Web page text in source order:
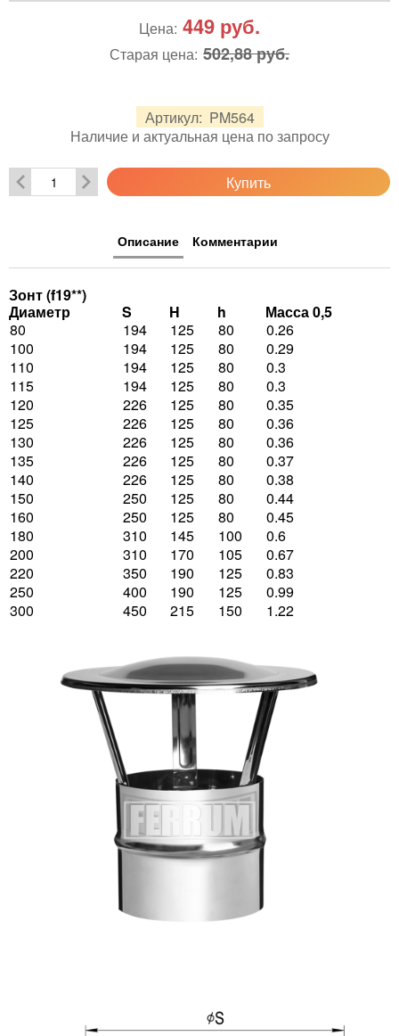
Артикул: PM564
Наличие и актуальная цена по запросу
Цена: 449 руб.
Старая цена: 502,88 руб.
Купить
Описание Комментарии
Зонт (f19**)
Диаметр
S H h
Масса 0,5
80
194 125 80
0.26
100
194 125 80
0.29
110
194 125 80
0.3
115
194 125 80
0.3
120
226 125 80
0.35
125
226 125 80
0.36
130
226 125 80
0.36
135
226 125 80
0.37
140
226 125 80
0.38
150
250 125 80
0.44
160
250 125 80
0.45
180
310 145 100
0.6
200
310 170 105
0.67
220
350 190 125
0.83
250
400 190 125
0.99
300
450 215 150 1.22